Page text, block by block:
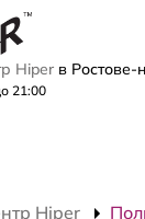
Hiper в
21:00
Hiper